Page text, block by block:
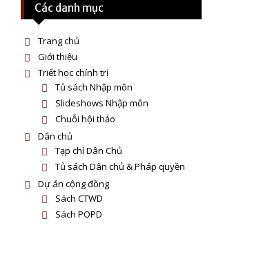
Các danh mục
Trang chủ
Giới thiệu
Triết học chính trị
Tủ sách Nhập môn
Slideshows Nhập môn
Chuỗi hội thảo
Dân chủ
Tạp chí Dân Chủ
Tủ sách Dân chủ & Pháp quyền
Dự án cộng đồng
Sách CTWD
Sách POPD